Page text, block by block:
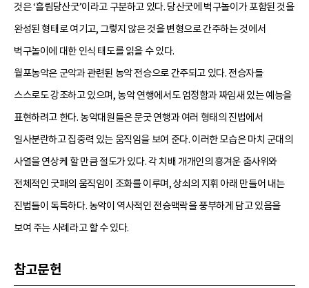
것은 ‘흘림당산굿’이라고 구분하고 있다. 당산굿에 벅구놀이가 포함된 것을
완성된 형태로 여기고, 그렇지 않은 것을 변형으로 간주하는 것에서
벅구놀이에 대한 인식 태도를 읽을 수 있다.
월포농악은 군악과 관련된 농악 전승으로 간주되고 있다. 전승자들
스스로도 강조하고 있으며, 농악 연행에서도 엄정함과 짜임새 있는 예능을
표현하려고 한다. 농악대원들은 문굿 연행과 여러 형태의 진법에서
일사분란하고 집중력 있는 움직임을 보여 준다. 이러한 모습은 마치 군대의
사열을 연상케 할 만큼 절도가 있다. 각 치배 개개인의 흥겨운 춤사위와
전체적인 굿패의 움직임이 조화를 이루며, 상쇠의 지휘 아래 만들어 내는
진법들이 독특하다. 농악이 역사적인 전승맥락을 풍부하게 담고 있음을
보여 주는 사례라고 할 수 있다.
참고문헌